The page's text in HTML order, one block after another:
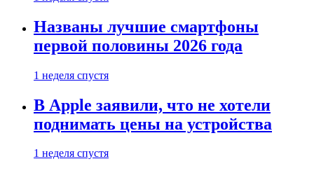
Названы лучшие смартфоны
первой половины 2026 года
1 неделя спустя
В Apple заявили, что не хотели
поднимать цены на устройства
1 неделя спустя